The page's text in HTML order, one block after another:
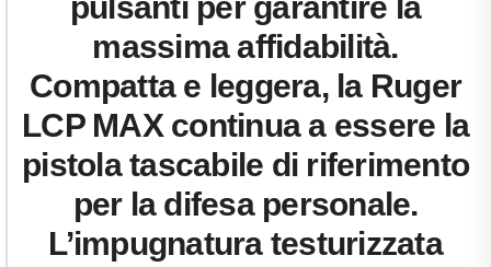
massima affidabilità.
Compatta e leggera, la Ruger
LCP MAX continua a essere la
pistola tascabile di riferimento
per la difesa personale.
L’impugnatura testurizzata